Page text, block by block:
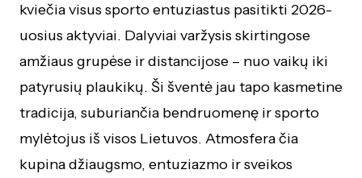
kviečia visus sporto entuziastus pasitikti 2026-
uosius aktyviai. Dalyviai varžysis skirtingose
amžiaus grupėse ir distancijose – nuo vaikų iki
patyrusių plaukikų. Ši šventė jau tapo kasmetine
tradicija, suburiančia bendruomenę ir sporto
mylėtojus iš visos Lietuvos. Atmosfera čia
kupina džiaugsmo, entuziazmo ir sveikos